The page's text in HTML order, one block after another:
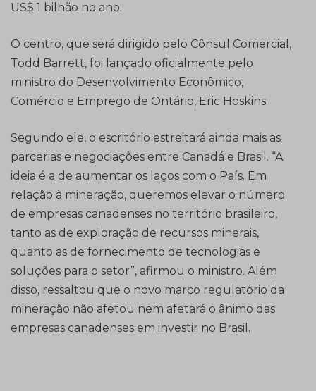
US$ 1 bilhão no ano.
O centro, que será dirigido pelo Cônsul Comercial,
Todd Barrett, foi lançado oficialmente pelo
ministro do Desenvolvimento Econômico,
Comércio e Emprego de Ontário, Eric Hoskins.
Segundo ele, o escritório estreitará ainda mais as
parcerias e negociações entre Canadá e Brasil. “A
ideia é a de aumentar os laços com o País. Em
relação à mineração, queremos elevar o número
de empresas canadenses no território brasileiro,
tanto as de exploração de recursos minerais,
quanto as de fornecimento de tecnologias e
soluções para o setor”, afirmou o ministro. Além
disso, ressaltou que o novo marco regulatório da
mineração não afetou nem afetará o ânimo das
empresas canadenses em investir no Brasil.